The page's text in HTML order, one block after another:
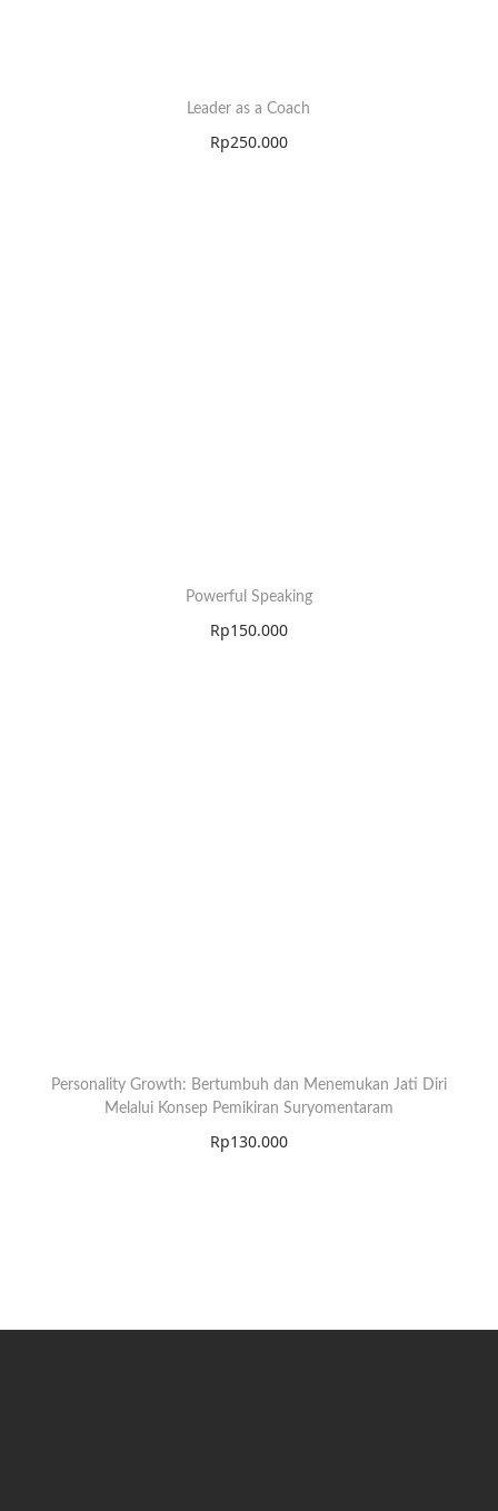
Leader as a Coach
Rp250.000
Powerful Speaking
Rp150.000
Personality Growth: Bertumbuh dan Menemukan Jati Diri
Melalui Konsep Pemikiran Suryomentaram
Rp130.000